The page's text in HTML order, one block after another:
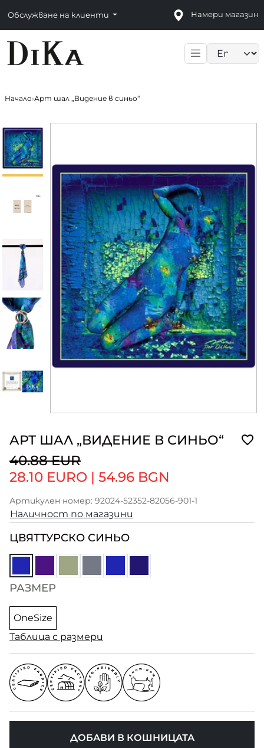
Обслужване на клиенти Намери магазин
Начало›Арт шал „Видение в синьо“
АРТ ШАЛ „ВИДЕНИЕ В СИНЬО“
40.88 EUR
28.10 EURO | 54.96 BGN
Артикулен номер: 92024-52352-82056-901-1
Наличност по магазини
ЦВЯТТУРСКО СИНЬО
РАЗМЕР
OneSize
Таблица с размери
ДОБАВИ В КОШНИЦАТА